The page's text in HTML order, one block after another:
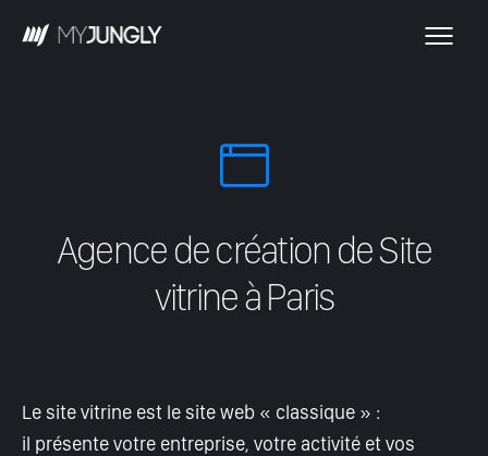
Agence de création de Site
vitrine à Paris
Le site vitrine est le site web « classique » :
il présente votre entreprise, votre activité et vos